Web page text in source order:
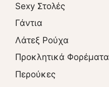
Sexy Στολές
Γάντια
Λάτεξ Ρούχα
Προκλητικά Φορέματα
Περούκες